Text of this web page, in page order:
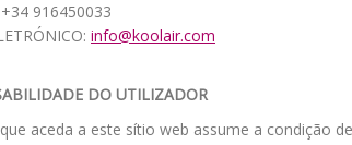
916450033
info@koolair.com
DO UTILIZADOR
aceda a este sítio web assume a condição